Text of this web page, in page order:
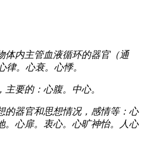
体内主管血液循环的器官（通
律。心衰。心悸。
主要的：心腹。中心。
的器官和思想情况，感情等：心
。心扉。衷心。心旷神怡。人心